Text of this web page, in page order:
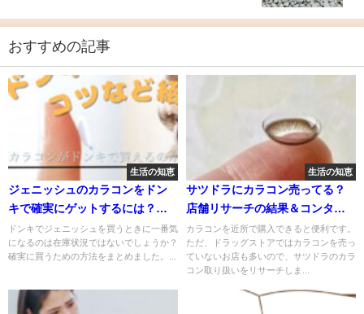
おすすめの記事
生活の知恵
ジェニッシュのカラコンをドン
キで確実にゲットするには？格
安で買う方法もシェアします！
ドンキでジェニッシュを買うときに一番気
になるのは在庫状況ではないでしょうか？
確実に買うための方法をまとめました。...
生活の知恵
サツドラにカラコン売ってる？
店舗リサーチの結果＆コンタク
トをお得に買うコツをシェア
カラコンを近所で購入できると便利です。
ただ、ドラッグストアではカラコンを売っ
ていないお店も多いので、サツドラのカラ
コン取り扱いをリサーチしま...